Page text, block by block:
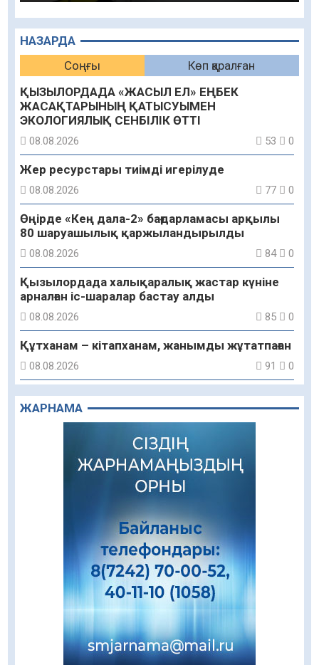
НАЗАРДА
Соңғы
Көп қаралған
ҚЫЗЫЛОРДАДА «ЖАСЫЛ ЕЛ» ЕҢБЕК
ЖАСАҚТАРЫНЫҢ ҚАТЫСУЫМЕН
ЭКОЛОГИЯЛЫҚ СЕНБІЛІК ӨТТІ
08.08.2026 53 0
Жер ресурстары тиімді игерілуде
08.08.2026 77 0
Өңірде «Кең дала-2» бағдарламасы арқылы
80 шаруашылық қаржыландырылды
08.08.2026 84 0
Қызылордада халықаралық жастар күніне
арналған іс-шаралар бастау алды
08.08.2026 85 0
Құтханам – кітапханам, жанымды жұтатпаған
08.08.2026 91 0
Құрылыс қарқыны – қала дамуының айғағы
08.08.2026
Зәулім ғимараттарда туған жерді түлеткен
азаматтардың қолтаңбасы бар
Еңбегі ерлікпен тең мамандық
Даналықтың шырағданы, ой-сананың
шамшырағы
08.08.2026
Кенеге қарсы залалсыздандыру жұмыстары
жүргізілуде
07.08.2026
ЖАРНАМА